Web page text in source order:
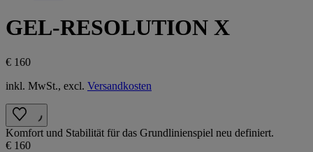
GEL-RESOLUTION X
€ 160
inkl. MwSt., excl. Versandkosten
Komfort und Stabilität für das Grundlinienspiel neu definiert.
€ 160